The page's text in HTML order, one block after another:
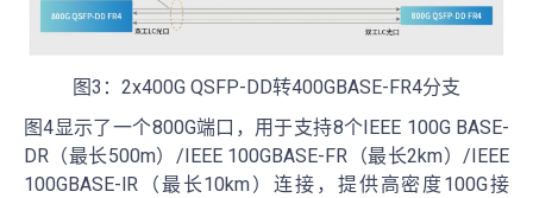
图3：2x400G QSFP-DD转400GBASE-FR4分支
图4显示了一个800G端口，用于支持8个IEEE 100G BASE-
DR（最长500m）/IEEE 100GBASE-FR（最长2km）/IEEE
100GBASE-lR（最长10km）连接，提供高密度100G接